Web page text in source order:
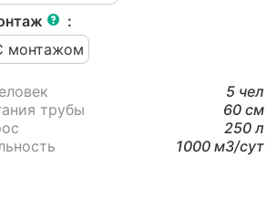
:
монтажом
5 чел
трубы
60 см
250 л
1000 м3/cут